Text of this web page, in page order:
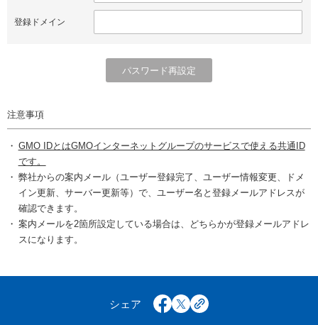
登録ドメイン
注意事項
GMO IDとはGMOインターネットグループのサービスで使える共通ID
です。
弊社からの案内メール（ユーザー登録完了、ユーザー情報変更、ドメ
イン更新、サーバー更新等）で、ユーザー名と登録メールアドレスが
確認できます。
案内メールを2箇所設定している場合は、どちらかが登録メールアドレ
スになります。
シェア facebook
x copy